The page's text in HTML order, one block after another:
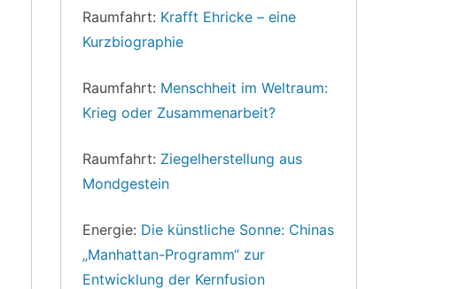
Raumfahrt: Krafft Ehricke – eine
Kurzbiographie
Raumfahrt: Menschheit im Weltraum:
Krieg oder Zusammenarbeit?
Raumfahrt: Ziegelherstellung aus
Mondgestein
Energie: Die künstliche Sonne: Chinas
„Manhattan-Programm“ zur
Entwicklung der Kernfusion